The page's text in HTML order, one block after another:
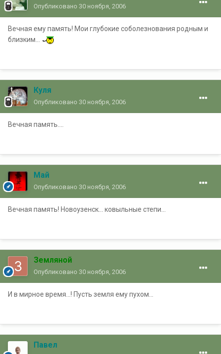
Опубликовано 30 ноября, 2006
Вечная ему память! Мои глубокие соболезнования родным и
близким...
Куля
Опубликовано 30 ноября, 2006
Вечная память....
Май
Опубликовано 30 ноября, 2006
Вечная память! Новоузенск... ковыльные степи...
Земляной
Опубликовано 30 ноября, 2006
И в мирное время...! Пусть земля ему пухом...
Павел